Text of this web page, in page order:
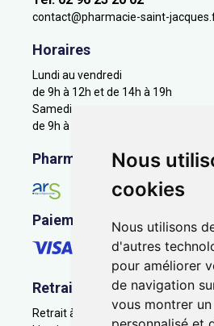
Nous
cookies
Nous utilisons
d'autres
pour améliorer
de navigation
vous montrer
contact@pharmacie-saint-
Horaires
Lundi au vendredi
de 9h à 12h et de 14h à 19h
Samedi
de 9h à 12h
Pharmacie en ligne agréée
Paiement sécurisé
Retrait - Livraison
Retrait à la pharmacie - Click &